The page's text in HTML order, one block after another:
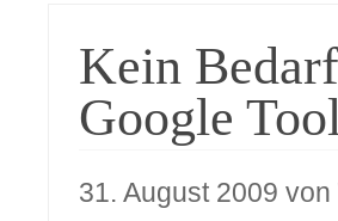
Kein
Google
31. August 2009